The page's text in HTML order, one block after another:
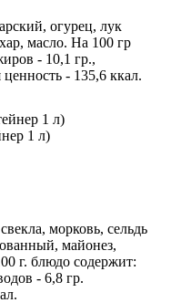
огурец, лук
масло. На 100 гр
- 10,1 гр.,
- 135,6 ккал.
1 л)
морковь, сельдь
майонез,
г. блюдо содержит:
- 6,8 гр.